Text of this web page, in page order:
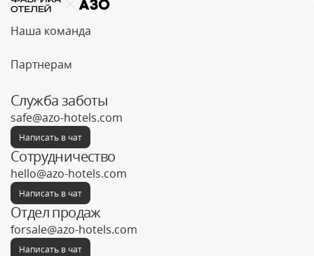
Наша команда
Партнерам
Служба заботы
safe@azo-hotels.com
Написать в чат
Сотрудничество
hello@azo-hotels.com
Написать в чат
Отдел продаж
forsale@azo-hotels.com
Написать в чат